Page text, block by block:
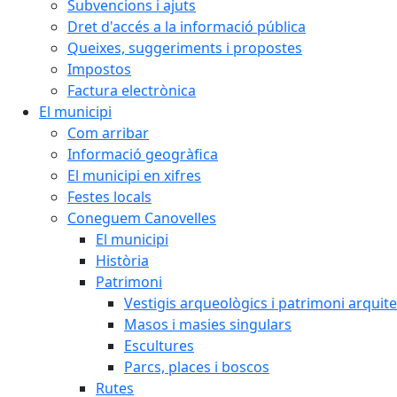
Subvencions i ajuts
Dret d'accés a la informació pública
Queixes, suggeriments i propostes
Impostos
Factura electrònica
El municipi
Com arribar
Informació geogràfica
El municipi en xifres
Festes locals
Coneguem Canovelles
El municipi
Història
Patrimoni
Vestigis arqueològics i patrimoni
Masos i masies singulars
Escultures
Parcs, places i boscos
Rutes